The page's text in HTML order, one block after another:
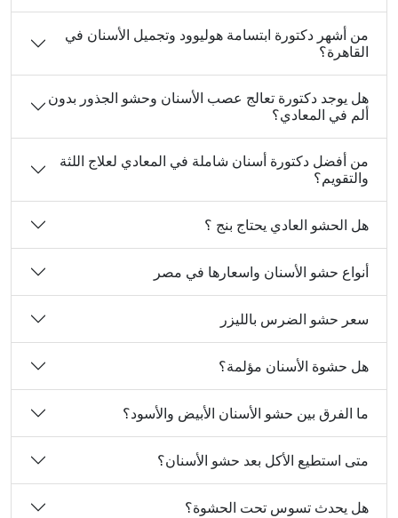
من أشهر دكتورة ابتسامة هوليوود وتجميل الأسنان في
القاهرة؟
هل يوجد دكتورة تعالج عصب الأسنان وحشو الجذور بدون
ألم في المعادي؟
من أفضل دكتورة أسنان شاملة في المعادي لعلاج اللثة
والتقويم؟
هل الحشو العادي يحتاج بنج ؟
أنواع حشو الأسنان واسعارها في مصر
سعر حشو الضرس بالليزر
هل حشوة الأسنان مؤلمة؟
ما الفرق بين حشو الأسنان الأبيض والأسود؟
متى استطيع الأكل بعد حشو الأسنان؟
هل يحدث تسوس تحت الحشوة؟